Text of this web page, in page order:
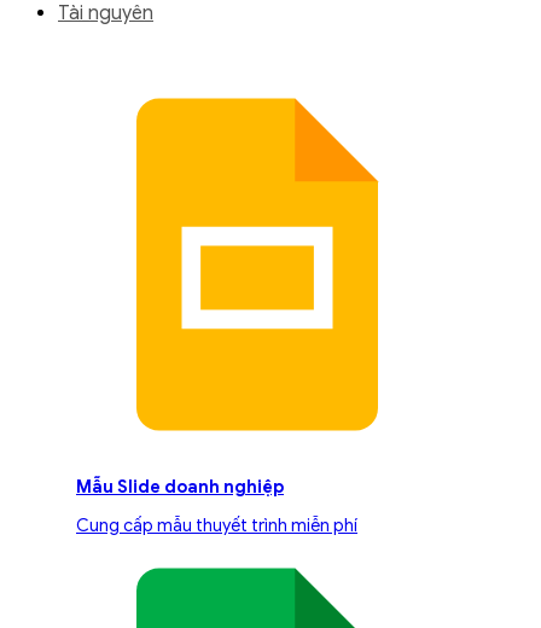
Tài nguyên
Mẫu Slide doanh nghiệp
Cung cấp mẫu thuyết trình miễn phí